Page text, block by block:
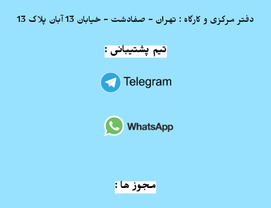
دفتر مرکزی و کارگاه : تهران - صفادشت - خیابان 13 آبان پلاک 13
تیم پشتیبانی :
مجوز ها :